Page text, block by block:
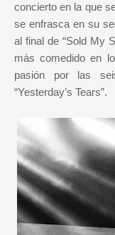
concierto en la que
se enfrasca en su
al final de “Sold My
más comedido en
pasión por las
“Yesterday’s Tears”.